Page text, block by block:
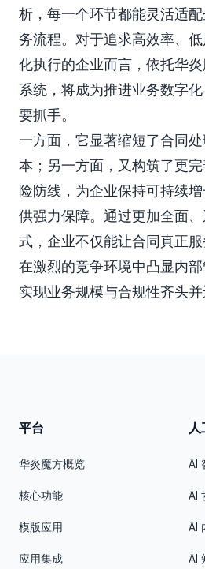
析，每一个环节都能灵活适
务流程。对于追求高效率、
化执行的企业而言，依托华
系统，将成为推进业务数字
要抓手。
一方面，它显著缩短了合同
本；另一方面，又构筑了更
险防线，为企业保持可持续
供强力保障。通过更加全面
式，企业不仅能让合同真正
在激烈的竞争环境中凸显内
实现业务规模与合规性齐头并
平台
华炎魔方概览
核心功能
模版应用
应用集成
AI
AI
AI
AI